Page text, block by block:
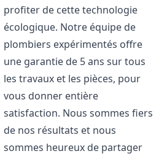
profiter de cette technologie
écologique. Notre équipe de
plombiers expérimentés offre
une garantie de 5 ans sur tous
les travaux et les pièces, pour
vous donner entière
satisfaction. Nous sommes fiers
de nos résultats et nous
sommes heureux de partager